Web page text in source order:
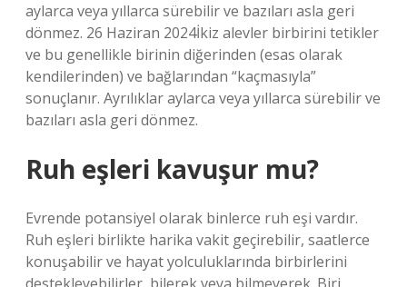
aylarca veya yıllarca sürebilir ve bazıları asla geri
dönmez. 26 Haziran 2024İkiz alevler birbirini tetikler
ve bu genellikle birinin diğerinden (esas olarak
kendilerinden) ve bağlarından “kaçmasıyla”
sonuçlanır. Ayrılıklar aylarca veya yıllarca sürebilir ve
bazıları asla geri dönmez.
Ruh eşleri kavuşur mu?
Evrende potansiyel olarak binlerce ruh eşi vardır.
Ruh eşleri birlikte harika vakit geçirebilir, saatlerce
konuşabilir ve hayat yolculuklarında birbirlerini